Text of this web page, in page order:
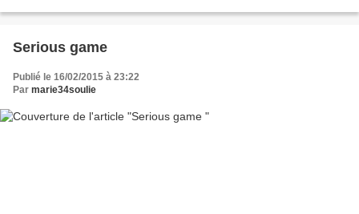
Serious game
Publié le 16/02/2015 à 23:22
Par marie34soulie